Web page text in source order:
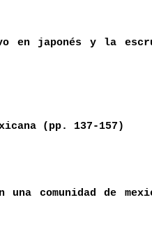
japonés y la
(pp. 137-157)
comunidad de